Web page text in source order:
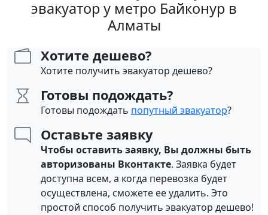
эвакуатор у метро Байконур в
Алматы
Хотите дешево?
Хотите получить эвакуатор дешево?
Готовы подождать?
Готовы подождать попутный эвакуатор?
Оставьте заявку
Чтобы оставить заявку, Вы должны быть
авторизованы Вконтакте. Заявка будет
доступна всем, а когда перевозка будет
осуществлена, сможете ее удалить. Это
простой способ получить эвакуатор дешево!